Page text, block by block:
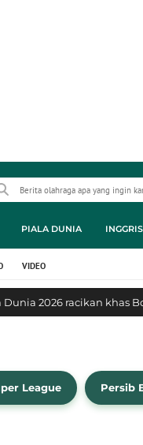
PIALA DUNIA INGGRIS
VIDEO
2026 racikan khas
League Persib